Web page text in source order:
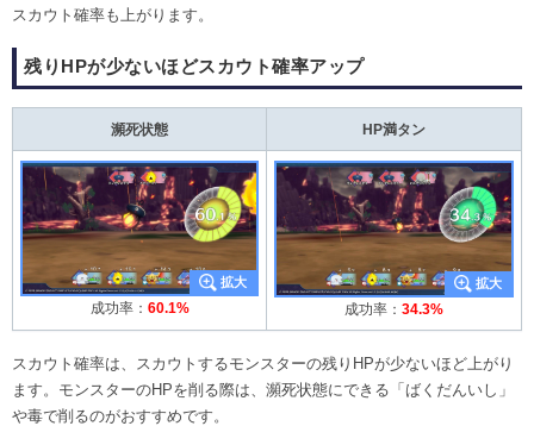
スカウト確率も上がります。
残りHPが少ないほどスカウト確率アップ
瀕死状態 HP満タン
成功率： 60.1% 成功率： 34.3%
スカウト確率は、スカウトするモンスターの残りHPが少ないほど上がり
ます。モンスターのHPを削る際は、瀕死状態にできる「ばくだんいし」
や毒で削るのがおすすめです。